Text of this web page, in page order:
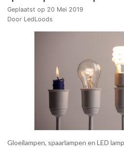
Geplaatst op 20 Mei 2019
Door LedLoods
Gloeilampen, spaarlampen en LED